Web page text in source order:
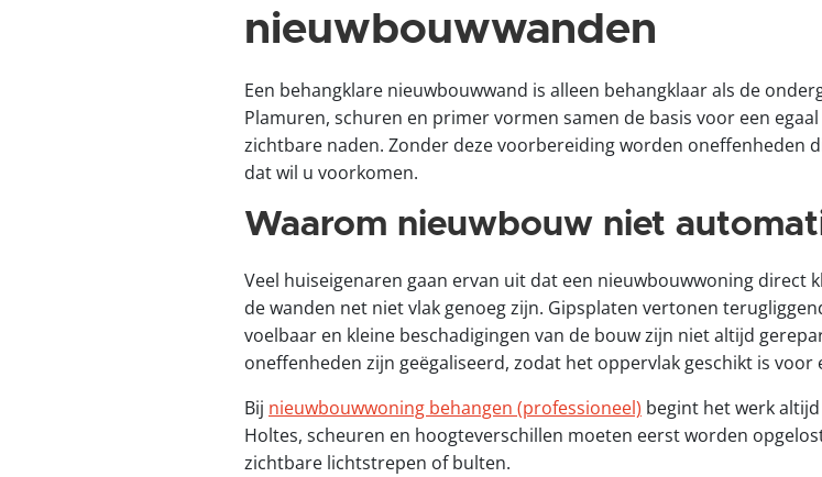
nieuwbouwwanden
Een behangklare nieuwbouwwand is alleen behangklaar als de
Plamuren, schuren en primer vormen samen de basis voor een
zichtbare naden. Zonder deze voorbereiding worden oneffenheden
dat wil u voorkomen.
Waarom nieuwbouw niet
Veel huiseigenaren gaan ervan uit dat een nieuwbouwwoning direct
de wanden net niet vlak genoeg zijn. Gipsplaten vertonen
voelbaar en kleine beschadigingen van de bouw zijn niet altijd
oneffenheden zijn geëgaliseerd, zodat het oppervlak geschikt is voor
Bij nieuwbouwwoning behangen (professioneel) begint het werk
Holtes, scheuren en hoogteverschillen moeten eerst worden
zichtbare lichtstrepen of bulten.